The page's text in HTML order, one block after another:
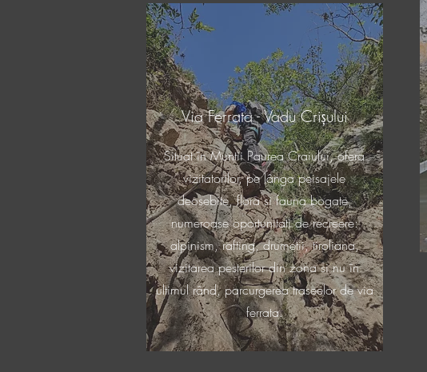
Via Ferrata - Vadu Crișului
Situat în Muntii Paurea Craiului, ofera
vizitatorilor, pe lânga peisajele
deosebite, flora si fauna bogate,
numeroase oportunitati de recreere:
alpinism, rafting, drumetii, tiroliana,
vizitarea pesterilor din zona si nu în
ultimul rând, parcurgerea traseelor de via
ferrata.